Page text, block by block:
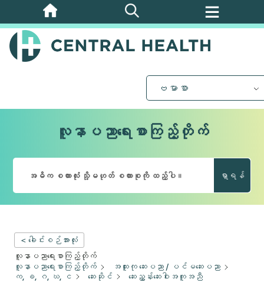
အဓိက
အကြောင်းအရာ
သို့
ဗမာစာ
လူနာပညာရေးစာကြည့်တိုက်
ရှာရန်
< ခေါင်းစဉ်အားလုံး
လူနာပညာရေးစာကြည့်တိုက်
လူနာပညာရေးစာကြည့်တိုက်
အထူးကု ဆေးပညာ / ပင်မဆေးပညာ
က, ခ, ဂ, ဃ, င
ဆေးဆိုင် ဆေးညွှန်းဆေးဝါးအကူအညီ